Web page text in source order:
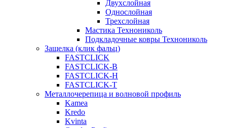
Двухслойная
Однослойная
Трехслойная
Мастика Технониколь
Подкладочные ковры Технониколь
Защелка (клик фальц)
FASTCLICK
FASTCLICK-B
FASTCLICK-H
FASTCLICK-T
Металлочерепица и волновой профиль
Kamea
Kredo
Kvinta